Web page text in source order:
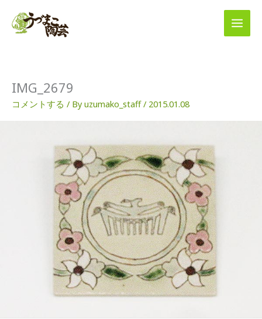
IMG_2679
コメントする / Byuzumako_staff/ 2015.01.08